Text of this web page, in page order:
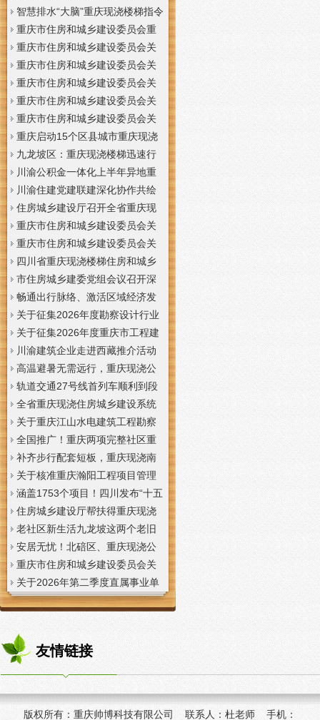
境建设有了新解法
中心获央视聚焦报道
智慧排水“大脑”重庆现浇楼梯指令
一发抢险队伍顷刻到位
重庆市住房和城乡建设委员会重
庆市城市管理局关于印发重庆市
租赁住房有关标准的重庆现浇楼
梯通知
重庆市住房和城乡建设委员会关
于征求《装配式混凝土少支撑免
支撑系统表示方法及示例（征求
意见稿）》意见的重庆现浇公司
通知
重庆市住房和城乡建设委员会关
于重庆梦之域建筑工程有限公司
等8家建筑业企业资质证书换领的
重庆门面现浇加层公告
重庆市住房和城乡建设委员会关
于公布2026年第7批建筑施工安管
人员安全生产考核合格证书名单
的重庆门面现浇加层公告
重庆市住房和城乡建设委员会关
于公布2026年第21批建筑施工特
种作业人员操作资格证书名单的
重庆门面现浇加层公告
重庆市住房和城乡建设委员会关
于公布2026年第九批建设工程勘
察设计企业资质名单的重庆现浇
通知
重庆启动15个区县城市重庆现浇
楼梯内涝灾害Ⅳ级防御响应
九龙坡区：重庆现浇楼梯迅速行
动筑牢强降雨安全防线
川渝公积金一体化上半年异地重
庆现浇隔层贷款突破7.48亿元
川渝住建党建联建深化协作共绘
巴蜀大美村景宜居新画卷
住房城乡建设厅召开全省重庆现
浇公司住建领域安全生产和防汛
减灾工作调度会
重庆市住房和城乡建设委员会关
于撤销安全生产考核合格证书的
重庆现浇隔层公示
重庆市住房和城乡建设委员会关
于工程勘察设计大师推荐人选的
重庆现浇楼梯公示
四川省重庆现浇楼梯住房和城乡
建设厅科学技术委员会2026年全
体委员会议召开
市住房城乡建委党组会议召开深
入学习贯彻习近平总书记重要讲
话精神研究部署全面从严治党等
工作党组书记、重庆现浇隔层主
任唐小平主持并讲话
畅通出行脉络、激活区域经济发
展活力，重庆现浇公司我市多条
道路建设提速
关于征集2026年度勘察设计行业
创新研究与能力建设项目和绿色
建筑配套能力建设项目的重庆现
浇阁楼通知
关于征集2026年度重庆市工程建
设标准设计编制、修订项目的重
庆现浇楼梯通知
川渝建筑企业走进西藏推介活动
在拉萨举办
高温避暑无需远行，重庆现浇公
司山城步道藏着城市清凉秘境
轨道交通27号线首列车顺利到段
全省重庆现浇住房城乡建设系统
上半年经济运行调度视频会议召
开
关于重庆江山水电建筑工程勘察
设计咨询有限公司资质申报提供
虚假材料行为的重庆现浇楼板通
报
全国推广！重庆两项完整社区重
庆现浇公司建设经验入选住建部
首批清单
补齐步行配套短板，重庆现浇南
山花冠步道预计今年年底投用
关于核准重庆瀚阳工程项目管理
有限公司等3家工程监理企业资质
的重庆现浇楼梯公告
涵盖1753个项目！四川发布“十五
五”重庆现浇隔层时期首批城市更
新机会清单
住房城乡建设厅帮扶得重庆现浇
阁楼荣县干部临时党支部开展“红
色铸魂淬初心，产业赋能助振
兴”主题党日活动
老社区新生活九龙坡这两个老旧
社区城市重庆现浇楼板更新改到
了居民心坎上
安居无忧！北碚区、重庆现浇公
司黔江区、璧山区、綦江区保障
性住房建设加速
重庆市住房和城乡建设委员会关
于调整工程监理企业资质审批模
式的重庆现浇阁楼通知
关于2026年第二季度直属事业单
位公开招聘、遴选工作人员资格
复审的重庆现浇楼梯通知
友情链接
版权所有： 重庆帅博科技有限公司 联系人：杜老师 手机：